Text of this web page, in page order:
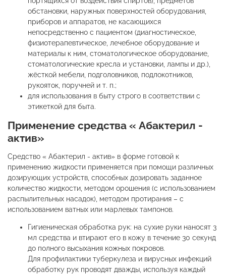
обстановки, наружных поверхностей оборудования,
приборов и аппаратов, не касающихся
непосредственно с пациентом (диагностическое,
физиотерапевтическое, лечебное оборудование и
материалы к ним, стоматологическое оборудование,
стоматологические кресла и установки, лампы и др.),
жёсткой мебели, подголовников, подлокотников,
рукояток, поручней и т. п.;
для использования в быту строго в соответствии с
этикеткой для быта.
Применение средства « Абактерил -
актив»
Средство « Абактерил - актив» в форме готовой к
применению жидкости применяется при помощи различных
дозирующих устройств, способных дозировать заданное
количество жидкости, методом орошения (с использованием
распылительных насадок), методом протирания – с
использованием ватных или марлевых тампонов.
Гигиеническая обработка рук: на сухие руки наносят 3
мл средства и втирают его в кожу в течение 30 секунд
до полного высыхания кожных покровов.
Для профилактики туберкулеза и вирусных инфекций
обработку рук проводят дважды, используя каждый